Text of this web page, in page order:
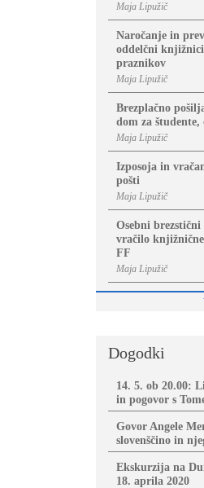
Maja Lipužič
Naročanje in
oddelčni knjižnici
praznikov
Maja Lipužič
Brezplačno
dom za
Maja Lipužič
Izposoja in
pošti
Maja Lipužič
Osebni
vračilo
FF
Maja Lipužič
Dogodki
14. 5. ob 20.00:
in pogovor s
Govor Angele
slovenščino in
Ekskurzija na
18. aprila 2020